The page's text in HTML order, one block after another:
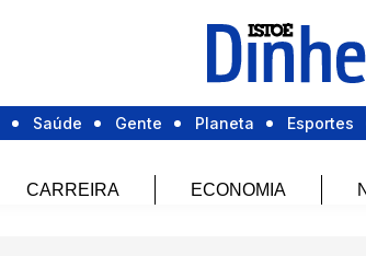
Saúde Gente Planeta Esportes
CARREIRA ECONOMIA